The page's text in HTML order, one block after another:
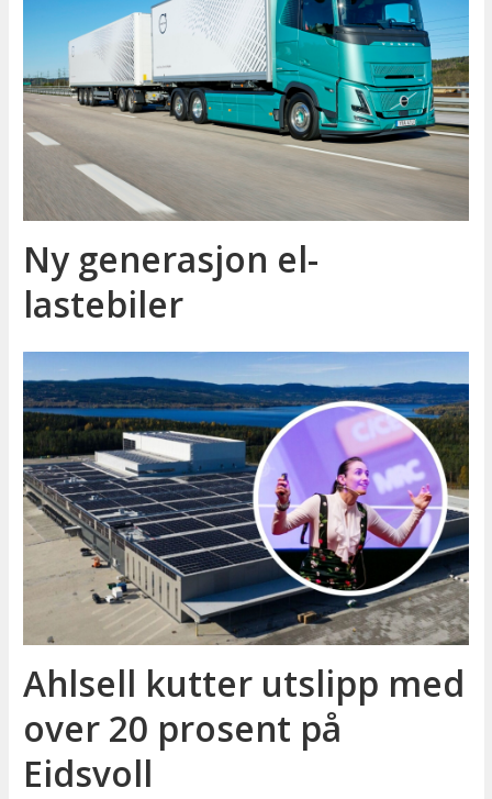
Ny generasjon el-
lastebiler
Ahlsell kutter utslipp med
over 20 prosent på
Eidsvoll